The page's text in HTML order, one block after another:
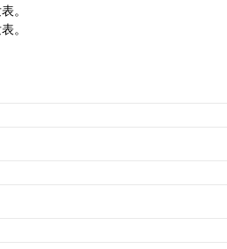
。
。